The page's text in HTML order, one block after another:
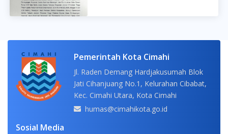
Pemerintah Kota Cimahi
Jl. Raden Demang Hardjakusumah Blok
Jati Cihanjuang No.1, Kelurahan Cibabat,
Kec. Cimahi Utara, Kota Cimahi
humas@cimahikota.go.id
Sosial Media